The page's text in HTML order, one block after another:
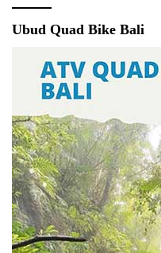
Ubud Quad Bike Bali